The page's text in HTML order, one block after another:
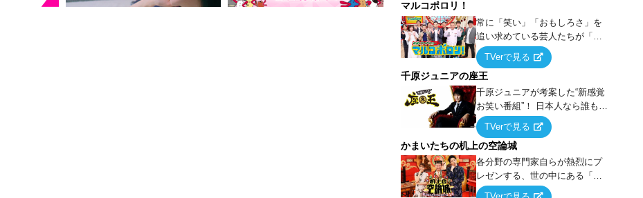
マルコポロリ！
常に「笑い」「おもしろさ」を
追い求めている芸人たちが「芸
能界」という大海原に漕ぎ出で
て、新たなオモシロ人間を発掘
する！
TVerで見る
千原ジュニアの座王
千原ジュニアが考案した“新感覚
お笑い番組”！ 日本人なら誰もが
馴染みのある『イス取りゲー
ム』をベースに、大喜利・ギャ
グ・モノボケ・歌…など様々な
お題で芸人がショートネタを競
い合う！
TVerで見る
かまいたちの机上の空論城
各分野の専門家自らが熱烈にプ
レゼンする、世の中にある「試
したことはないが、やってみた